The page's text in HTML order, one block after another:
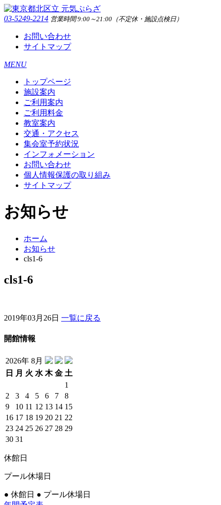
03-5249-2214 営業時間 9:00～21:00（不定休・施設点検日）
お問い合わせ
サイトマップ
MENU
トップページ
施設案内
ご利用案内
ご利用料金
教室案内
交通・アクセス
集会室予約状況
インフォメーション
お問い合わせ
個人情報保護の取り組み
サイトマップ
お知らせ
ホーム
お知らせ
cls1-6
cls1-6
2019年03月26日 一覧に戻る
開館情報
2026年 8月
日
月 火 水 木 金 土
1
2
3 4 5 6 7
8
9
10 11 12 13 14 15
16 17 18 19 20 21 22
23 24 25 26 27 28 29
30 31
休館日
プール休場日
● 休館日 ● プール休場日